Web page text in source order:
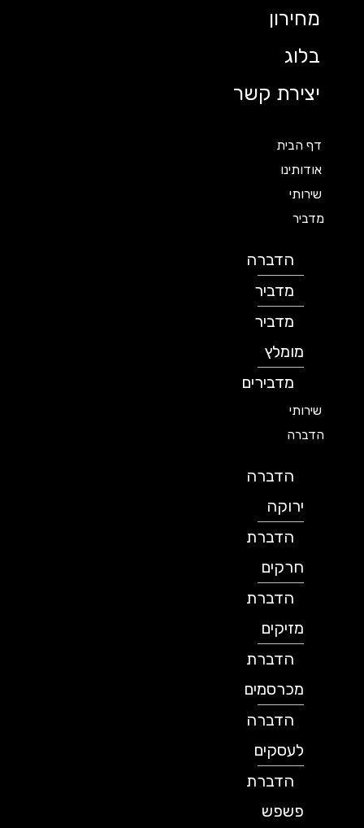
מחירון
בלוג
יצירת קשר
דף הבית
אודותינו
שירותי
מדביר
הדברה
מדביר
מדביר
מומלץ
מדבירים
שירותי
הדברה
הדברה
ירוקה
הדברת
חרקים
הדברת
מזיקים
הדברת
מכרסמים
הדברה
לעסקים
הדברת
פשפש